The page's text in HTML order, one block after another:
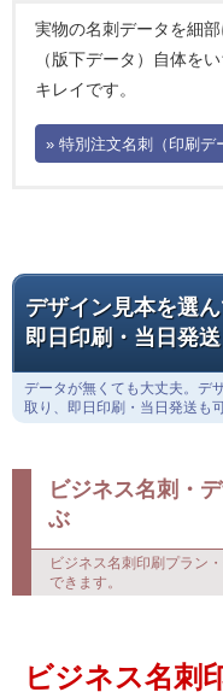
実物の名刺データを細
（版下データ）自体を
キレイです。
» 特別注文名刺（印刷デ
デザイン見本を選ん
即日印刷・当日発
データが無くても大丈夫。デ
取り、即日印刷・当日発送も可
ビジネス名刺・
ぶ
ビジネス名刺印刷プラン
できます。
ビジネス名刺